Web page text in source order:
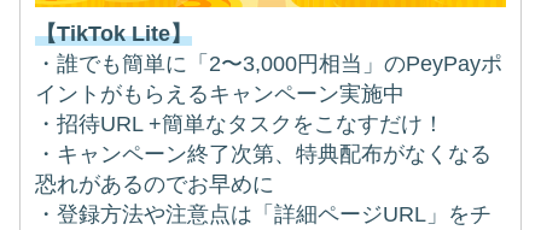
【TikTok Lite】
・誰でも簡単に「2〜3,000円相当」のPeyPayポ
イントがもらえるキャンペーン実施中
・招待URL +簡単なタスクをこなすだけ！
・キャンペーン終了次第、特典配布がなくなる
恐れがあるのでお早めに
・登録方法や注意点は「詳細ページURL」をチ